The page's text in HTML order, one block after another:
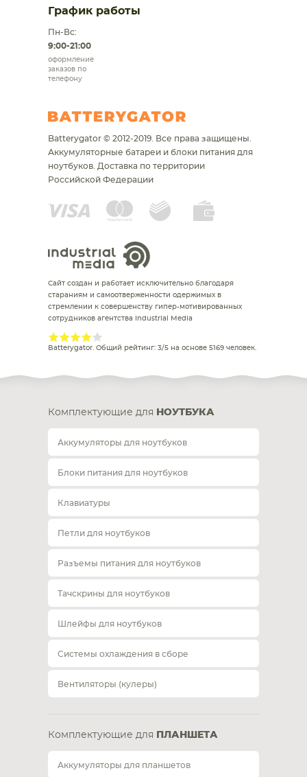
График работы
Пн-Вс:
9:00-21:00
оформление
заказов по
телефону
Batterygator © 2012-2019. Все права защищены.
Аккумуляторные батареи и блоки питания для
ноутбуков. Доставка по территории
Российской Федерации
Сайт создан и работает исключительно благодаря
стараниям и самоотверженности одержимых в
стремлении к совершенству гипер-мотивированных
сотрудников агентства Industrial Media
Batterygator. Общий рейтинг: 3/5 на основе 5169 человек.
Комплектующие для НОУТБУКА
Аккумуляторы для ноутбуков
Блоки питания для ноутбуков
Клавиатуры
Петли для ноутбуков
Разъемы питания для ноутбуков
Тачскрины для ноутбуков
Шлейфы для ноутбуков
Системы охлаждения в сборе
Вентиляторы (кулеры)
Комплектующие для ПЛАНШЕТА
Аккумуляторы для планшетов